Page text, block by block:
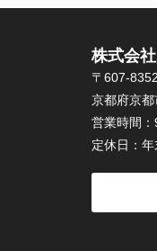
株式会
〒607-8352
京都府京
営業時間：
定休日： 年